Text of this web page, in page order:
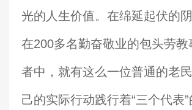
光的人生价值。在绵延起伏的
在200多名勤奋敬业的包头劳教
者中，就有这么一位普通的老
己的实际行动践行着“三个代表